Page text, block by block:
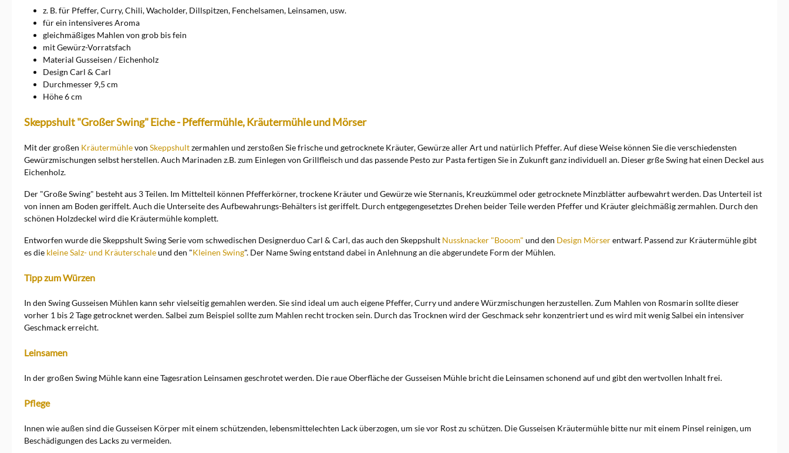
nachhaltig produziert
werden.
z. B. für Pfeffer, Curry, Chili, Wacholder, Dillspitzen, Fenchelsamen, Leinsamen, usw.
für ein intensiveres Aroma
gleichmäßiges Mahlen von grob bis fein
mit Gewürz-Vorratsfach
Material Gusseisen / Eichenholz
Design Carl & Carl
Durchmesser 9,5 cm
Höhe 6 cm
Skeppshult "Großer Swing" Eiche - Pfeffermühle, Kräutermühle und Mörser
Mit der großen Kräutermühlevon Skeppshultzermahlen und zerstoßen Sie frische und getrocknete Kräuter, Gewürze aller Art und natürlich Pfeffer. Auf diese Weise können Sie die verschiedensten
Gewürzmischungen selbst herstellen. Auch Marinaden z.B. zum Einlegen von Grillfleisch und das passende Pesto zur Pasta fertigen Sie in Zukunft ganz individuell an. Dieser grße Swing hat einen Deckel aus
Eichenholz.
Der "Große Swing" besteht aus 3 Teilen. Im Mittelteil können Pfefferkörner, trockene Kräuter und Gewürze wie Sternanis, Kreuzkümmel oder getrocknete Minzblätter aufbewahrt werden. Das Unterteil ist
von innen am Boden geriffelt. Auch die Unterseite des Aufbewahrungs-Behälters ist geriffelt. Durch entgegengesetztes Drehen beider Teile werden Pfeffer und Kräuter gleichmäßig zermahlen. Durch den
schönen Holzdeckel wird die Kräutermühle komplett.
Entworfen wurde die Skeppshult Swing Serie vom schwedischen Designerduo Carl & Carl, das auch den Skeppshult Nussknacker "Booom" und den Design Mörserentwarf. Passend zur Kräutermühle gibt
es die kleine Salz- und Kräuterschaleund den "Kleinen Swing". Der Name Swing entstand dabei in Anlehnung an die abgerundete Form der Mühlen.
Tipp zum Würzen
In den Swing Gusseisen Mühlen kann sehr vielseitig gemahlen werden. Sie sind ideal um auch eigene Pfeffer, Curry und andere Würzmischungen herzustellen. Zum Mahlen von Rosmarin sollte dieser
vorher 1 bis 2 Tage getrocknet werden. Salbei zum Beispiel sollte zum Mahlen recht trocken sein. Durch das Trocknen wird der Geschmack sehr konzentriert und es wird mit wenig Salbei ein intensiver
Geschmack erreicht.
Leinsamen
In der großen Swing Mühle kann eine Tagesration Leinsamen geschrotet werden. Die raue Oberfläche der Gusseisen Mühle bricht die Leinsamen schonend auf und gibt den wertvollen Inhalt frei.
Pflege
Innen wie außen sind die Gusseisen Körper mit einem schützenden, lebensmittelechten Lack überzogen, um sie vor Rost zu schützen. Die Gusseisen Kräutermühle bitte nur mit einem Pinsel reinigen, um
Beschädigungen des Lacks zu vermeiden.